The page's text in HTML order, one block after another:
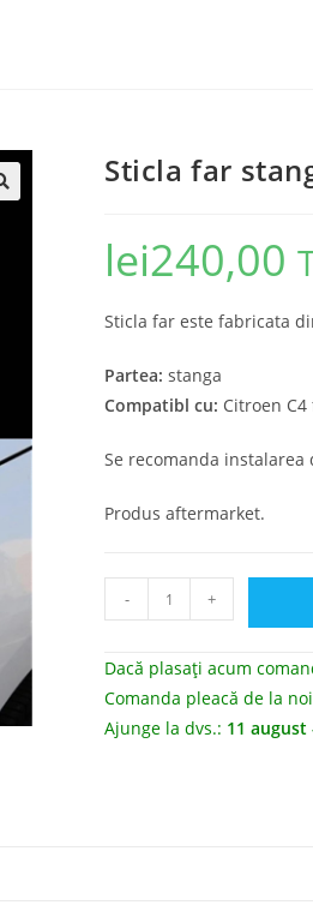
Sticla far
lei240,00
Sticla far este fabricata
Partea: stanga
Compatibl cu: Citroen
Se recomanda
Produs aftermarket.
- +
Dacă plasați acum
Comanda pleacă de la noi
Ajunge la dvs.: 11 august